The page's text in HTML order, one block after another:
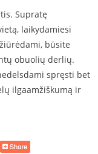
Supratę
laikydamiesi
būsite
obuolių derlių.
spręsti bet
ilgaamžiškumą ir